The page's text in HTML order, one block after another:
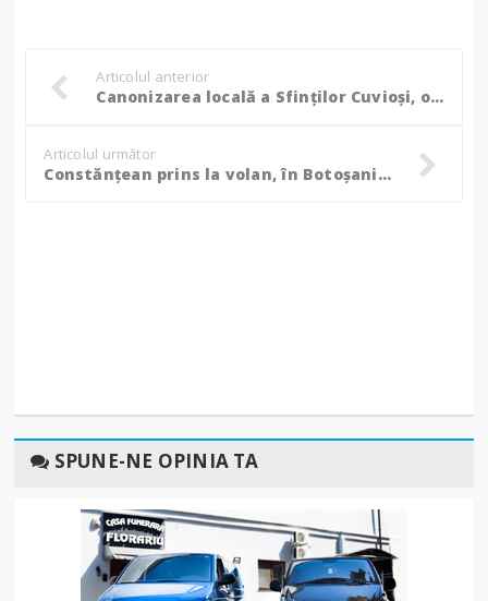
Articolul anterior
Canonizarea locală a Sfinților Cuvioși, originari din Botoșani, Paisie și Cleopa la Mănăstirea Sihăstria
Articolul următor
Constănțean prins la volan, în Botoșani, cu o alcoolemie de 1,46!
SPUNE-NE OPINIA TA